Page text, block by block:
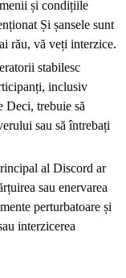
și condițiile
Și șansele sunt
rău, vă veți interzice.
stabilesc
inclusiv
Deci, trebuie să
sau să întrebați
al Discord ar
sau enervarea
perturbatoare și
interzicerea